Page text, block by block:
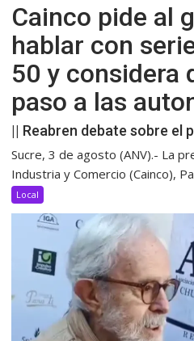
Cainco pide al
hablar con
50 y considera
paso a las
|| Reabren debate sobre el
Sucre, 3 de agosto (ANV).- La
Industria y Comercio (Cainco),
Local